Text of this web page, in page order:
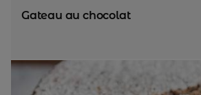
Gateau au chocolat